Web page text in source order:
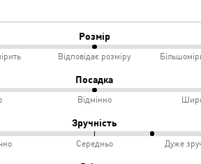
Розмір
Відповідає розміру
Посадка
Відмінно
Зручність
Середньо Дуже